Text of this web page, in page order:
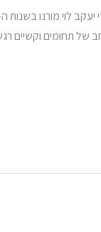
של תחומים וקשיים